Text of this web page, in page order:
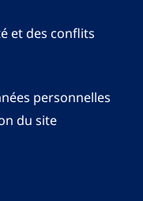
et des conflits
personnelles
du site